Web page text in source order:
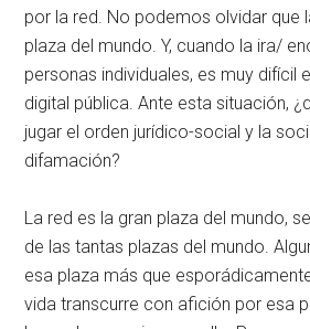
por la red. No podemos olvidar que
plaza del mundo. Y, cuando la ira/
personas individuales, es muy difícil
digital pública. Ante esta situación,
jugar el orden jurídico-social y la
difamación?
La red es la gran plaza del mundo,
de las tantas plazas del mundo.
esa plaza más que
vida transcurre con afición por esa